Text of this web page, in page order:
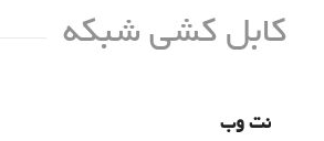
کابل کشی شبکه
نت وب